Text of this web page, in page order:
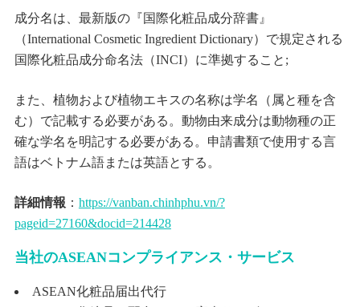
成分名は、最新版の『国際化粧品成分辞書』
（International Cosmetic Ingredient Dictionary）で規定される
国際化粧品成分命名法（INCI）に準拠すること;
また、植物および植物エキスの名称は学名（属と種を含
む）で記載する必要がある。動物由来成分は動物種の正
確な学名を明記する必要がある。申請書類で使用する言
語はベトナム語または英語とする。
詳細情報 ： https://vanban.chinhphu.vn/?
pageid=27160&docid=214428
当社のASEANコンプライアンス・サービス
ASEAN化粧品届出代行